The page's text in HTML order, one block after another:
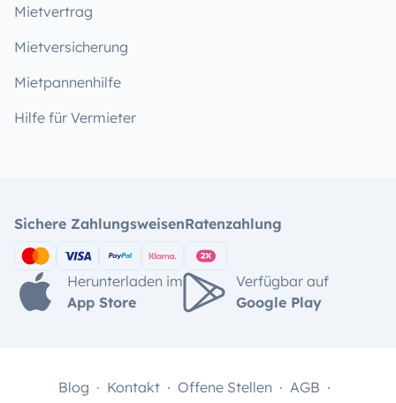
Mietvertrag
Mietversicherung
Mietpannenhilfe
Hilfe für Vermieter
Sichere ZahlungsweisenRatenzahlung
Herunterladen im
App Store
Verfügbar auf
Google Play
Blog Kontakt Offene Stellen AGB